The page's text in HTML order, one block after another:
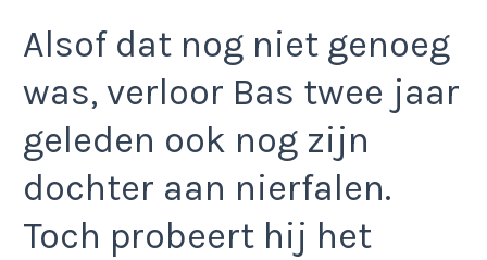
Alsof dat nog niet genoeg
was, verloor Bas twee jaar
geleden ook nog zijn
dochter aan nierfalen.
Toch probeert hij het